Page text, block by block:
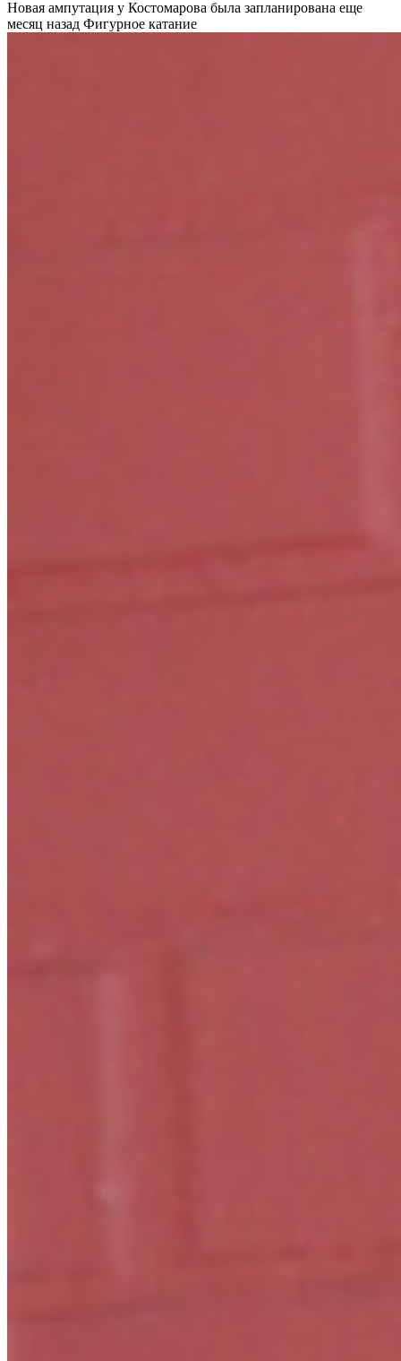
Новая ампутация у Костомарова была запланирована еще
месяц назад Фигурное катание